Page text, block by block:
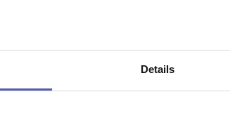
Details
| Radotín